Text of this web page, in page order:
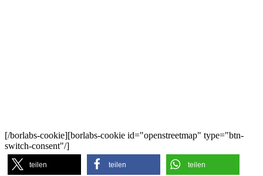
[/borlabs-cookie][borlabs-cookie id="openstreetmap" type="btn-
switch-consent"/]
teilen teilen teilen